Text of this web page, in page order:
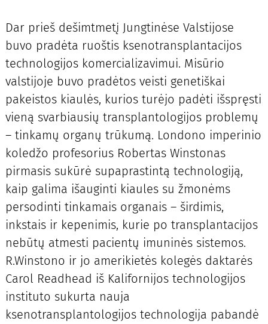
Dar prieš dešimtmetį Jungtinėse Valstijose
buvo pradėta ruoštis ksenotransplantacijos
technologijos komercializavimui. Misūrio
valstijoje buvo pradėtos veisti genetiškai
pakeistos kiaulės, kurios turėjo padėti išspręsti
vieną svarbiausių transplantologijos problemų
– tinkamų organų trūkumą. Londono imperinio
koledžo profesorius Robertas Winstonas
pirmasis sukūrė supaprastintą technologiją,
kaip galima išauginti kiaules su žmonėms
persodinti tinkamais organais – širdimis,
inkstais ir kepenimis, kurie po transplantacijos
nebūtų atmesti pacientų imuninės sistemos.
R.Winstono ir jo amerikietės kolegės daktarės
Carol Readhead iš Kalifornijos technologijos
instituto sukurta nauja
ksenotransplantologijos technologija pabandė